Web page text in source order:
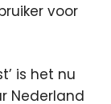
voor
is het nu
Nederland